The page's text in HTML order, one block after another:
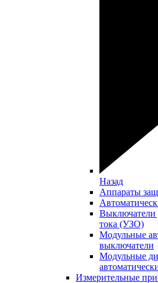
Назад
Аппараты
Выключатели
тока (УЗО)
Модульные
выключатели
Модульные
Измерительные